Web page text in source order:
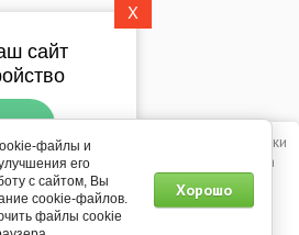
cookie, метаданные и сервис веб-аналитики
просматривать его, вы соглашаетесь на
cookie, метаданных и сервиса веб-
в соответствии с
Политикой
X
сайт
рассылку
файлы и
его
с сайтом, Вы
cookie-файлов.
файлы cookie
Хорошо